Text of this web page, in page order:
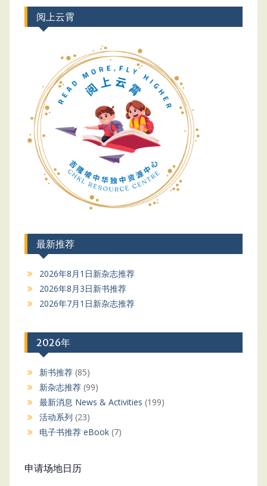
阅上云霄
最新推荐
2026年8月1日新杂志推荐
2026年8月3日新书推荐
2026年7月1日新杂志推荐
2026年
新书推荐(85)
新杂志推荐(99)
最新消息 News & Activities (199)
活动系列 (23)
电子书推荐 eBook(7)
申请场地日历